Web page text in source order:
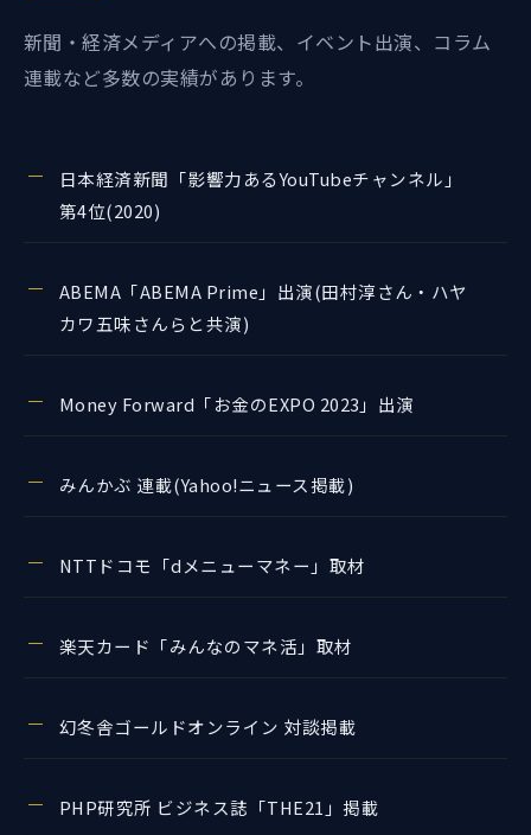
新聞・経済メディアへの掲載、イベント出演、コラム
連載など多数の実績があります。
日本経済新聞「影響力あるYouTubeチャンネル」
第4位(2020)
ABEMA「ABEMA Prime」出演(田村淳さん・ハヤ
カワ五味さんらと共演)
Money Forward「お金のEXPO 2023」出演
みんかぶ 連載(Yahoo!ニュース掲載)
NTTドコモ「dメニューマネー」取材
楽天カード「みんなのマネ活」取材
幻冬舎ゴールドオンライン 対談掲載
PHP研究所 ビジネス誌「THE21」掲載